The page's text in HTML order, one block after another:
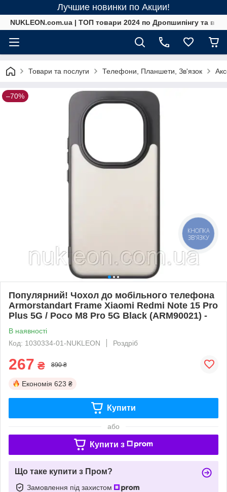
Лучшие новинки по Акции!
NUKLEON.com.ua | ТОП товари 2024 по Дропшипінгу та в
Товари та послуги Телефони, Планшети, Зв'язок
–70%
Популярний! Чохол до мобільного телефона
Armorstandart Frame Xiaomi Redmi Note 15 Pro
Plus 5G / Poco M8 Pro 5G Black (ARM90021) -
В наявності
Код: 1030334-01-NUKLEON
Роздріб
267 ₴ 890 ₴
Економія 623 ₴
Купити
або
Купити з
Що таке купити з Пром?
Замовлення під захистом
КНОПКА
ЗВ'ЯЗКУ